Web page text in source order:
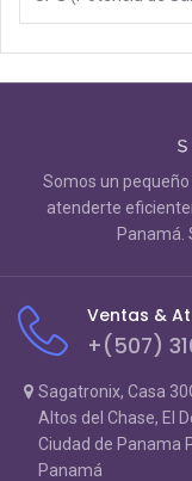
Somos un
atenderte
Panamá.
Ventas &
+(507)
Sagatronix, Casa
Altos del Chase, El
Ciudad de Panama
Panamá